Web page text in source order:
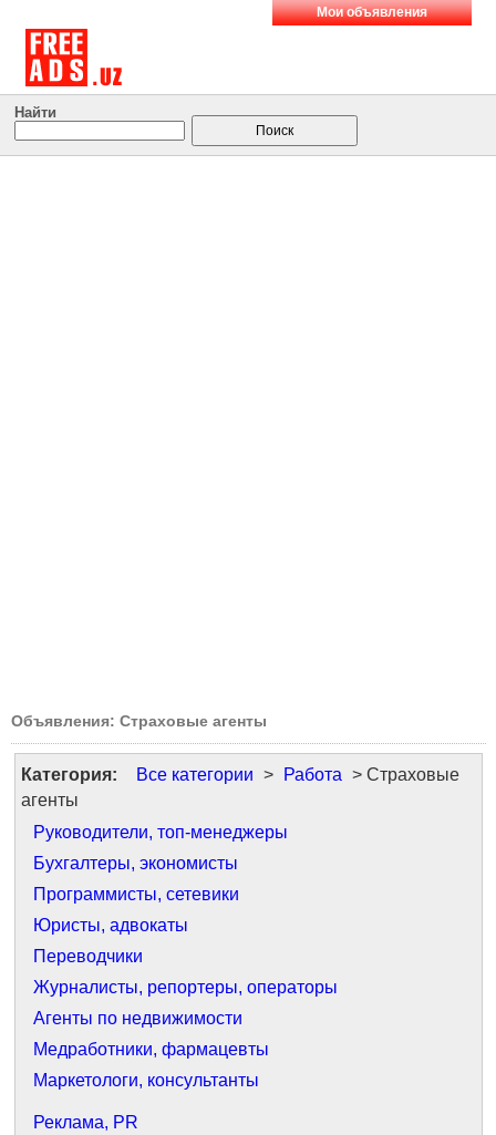
Мои объявления
Найти
Объявления: Страховые агенты
Категория: Все категории > Работа > Страховые
агенты
Руководители, топ-менеджеры
Бухгалтеры, экономисты
Программисты, сетевики
Юристы, адвокаты
Переводчики
Журналисты, репортеры, операторы
Агенты по недвижимости
Медработники, фармацевты
Маркетологи, консультанты
Реклама, PR